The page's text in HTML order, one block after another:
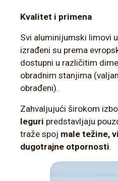
Kvalitet i primena
Svi aluminijumski limovi
izrađeni su prema
dostupni u različitim
obradnim stanjima
obrađeni).
Zahvaljujući širokom
leguri predstavljaju
traže spoj male težine,
dugotrajne otpornosti.